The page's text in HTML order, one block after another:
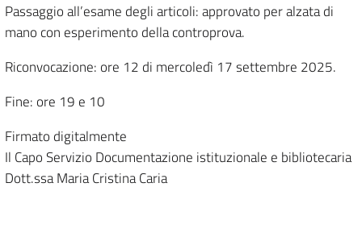
Passaggio all’esame degli articoli: approvato per alzata di
mano con esperimento della controprova.
Riconvocazione: ore 12 di mercoledì 17 settembre 2025.
Fine: ore 19 e 10
Firmato digitalmente
Il Capo Servizio Documentazione istituzionale e bibliotecaria
Dott.ssa Maria Cristina Caria